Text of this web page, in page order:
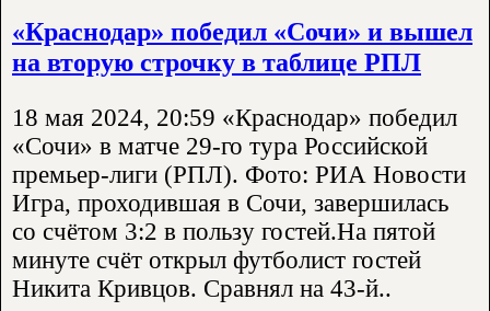
«Краснодар» победил «Сочи» и вышел
на вторую строчку в таблице РПЛ
18 мая 2024, 20:59 «Краснодар» победил
«Сочи» в матче 29-го тура Российской
премьер-лиги (РПЛ). Фото: РИА Новости
Игра, проходившая в Сочи, завершилась
со счётом 3:2 в пользу гостей.На пятой
минуте счёт открыл футболист гостей
Никита Кривцов. Сравнял на 43-й..